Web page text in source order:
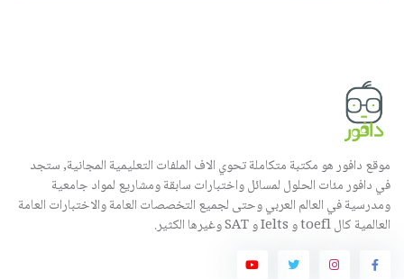
موقع دافور هو مكتبة متكاملة تحوي الاف الملفات التعليمية المجانية, ستجد
في دافور مئات الحلول لمسائل واختبارات سابقة ومشاريع لمواد جامعية
ومدرسية في العالم العربي وحتى لجميع التخصصات العامة والاختبارات العامة
العالمية كال toefl و Ielts و SAT وغيرها الكثير.